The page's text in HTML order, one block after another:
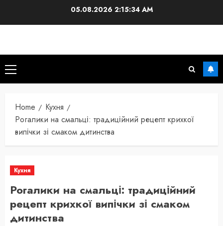
05.08.2026 2:15:35 AM
Primary
Menu
Home
Кухня
Рогалики на смальці: традиційний рецепт крихкої
випічки зі смаком дитинства
Кухня
Рогалики на смальці: традиційний
рецепт крихкої випічки зі смаком
дитинства